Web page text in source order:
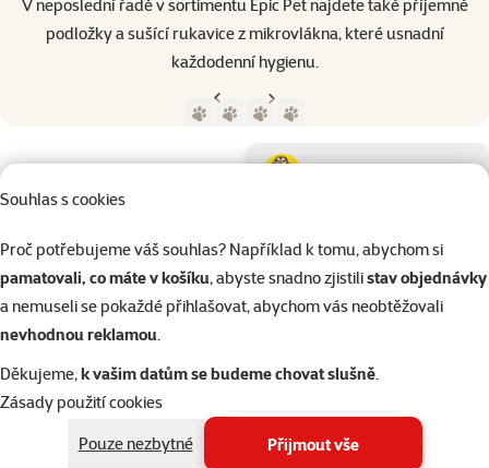
Souhlas s cookies
Proč potřebujeme váš souhlas? Například k tomu, abychom si
pamatovali, co máte v košíku, abyste snadno zjistilistav objednávky
a nemuseli se pokaždé přihlašovat, abychom vás neobtěžovali
nevhodnou reklamou.
Děkujeme,k vašim datům se budeme chovat slušně.
Zásady použití cookies
Pouze nezbytné
Přijmout vše
V neposlední řadě v sortimentu Epic Pet najdete také příjemné
podložky a sušící rukavice z mikrovlákna, které usnadní
každodenní hygienu.
Předchozí stranaNásledující strana
Podkategorie
Kočky
Drobní savci
Ptáci
Filtrovat
Psi > Péče o psa
Typ srsti